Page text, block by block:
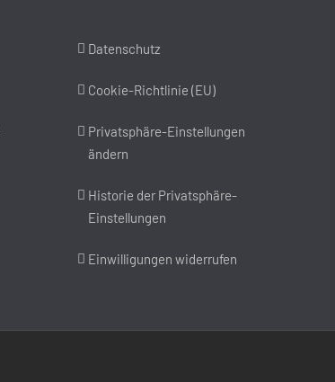
Datenschutz
Cookie-Richtlinie (EU)
Privatsphäre-Einstellungen
ändern
Historie der Privatsphäre-
Einstellungen
Einwilligungen widerrufen